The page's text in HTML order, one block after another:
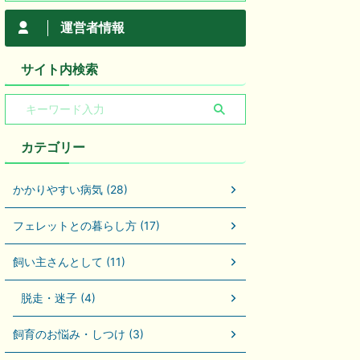
運営者情報
サイト内検索
カテゴリー
かかりやすい病気 (28)
フェレットとの暮らし方 (17)
飼い主さんとして (11)
脱走・迷子 (4)
飼育のお悩み・しつけ (3)